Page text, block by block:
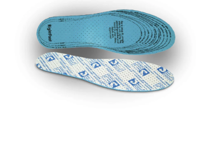
% OUTLET
Kontakt Chránená dielňa
Pre firmy
Doprava, platba a zľavy
Potlač lôg
Formulár na výmenu tovaru
Kto sme
Reklamačný poriadok